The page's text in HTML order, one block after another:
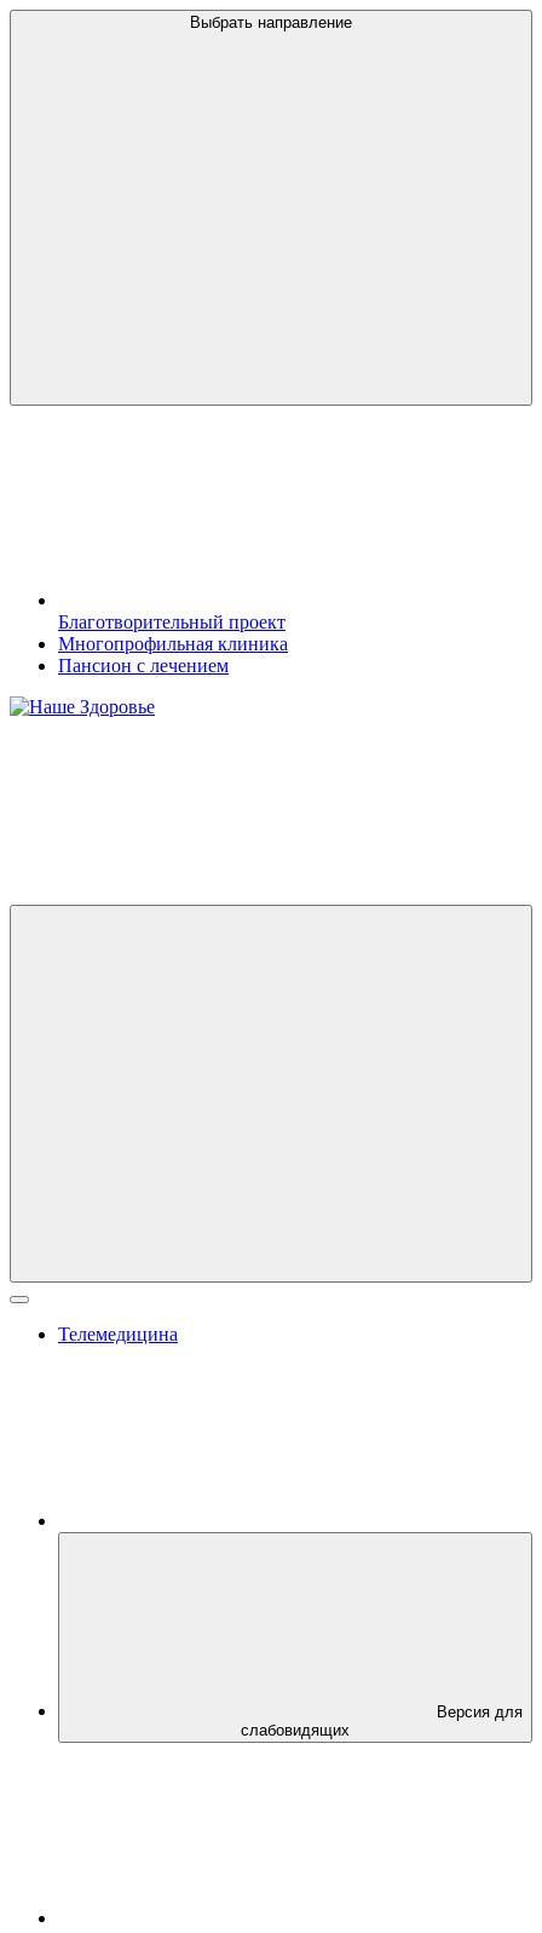
Выбрать направление
Благотворительный проект
Многопрофильная клиника
Пансион с лечением
Телемедицина
Версия для
слабовидящих